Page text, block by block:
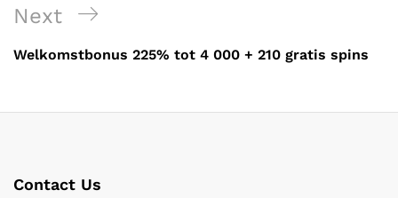
Next
Post
Next
Welkomstbonus 225% tot 4 000 + 210 gratis spins
Contact Us